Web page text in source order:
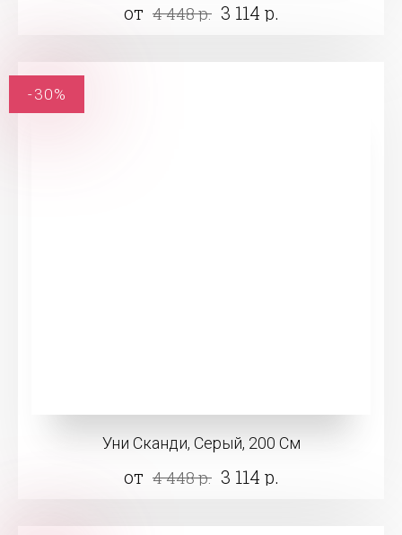
от 4 448 р. 3 114 р.
Уни Сканди, Серый, 200 См
от 4 448 р. 3 114 р.
-30%